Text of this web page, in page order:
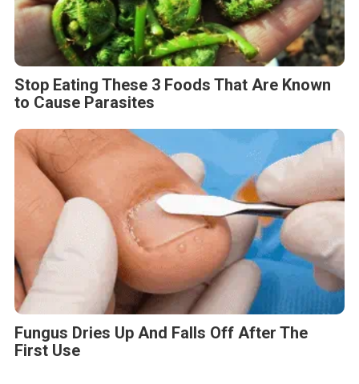
to Cause Parasites